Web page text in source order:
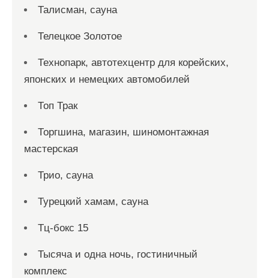
Талисман, сауна
Телецкое Золотое
Технопарк, автотехцентр для корейских,
японских и немецких автомобилей
Топ Трак
Торгшина, магазин, шиномонтажная
мастерская
Трио, сауна
Турецкий хамам, сауна
Тц-бокс 15
Тысяча и одна ночь, гостиничный
комплекс